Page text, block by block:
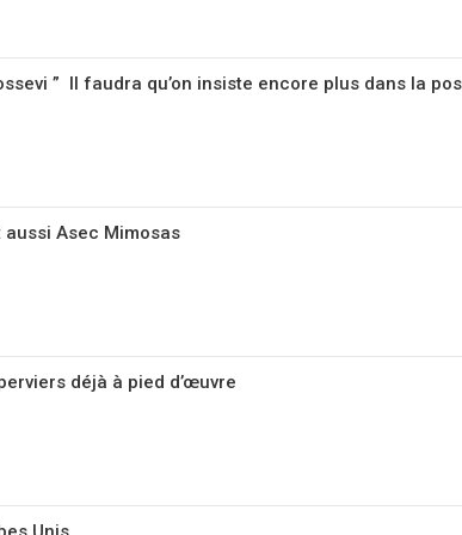
” Il faudra qu’on insiste encore plus dans la
Asec Mimosas
déjà à pied d’œuvre